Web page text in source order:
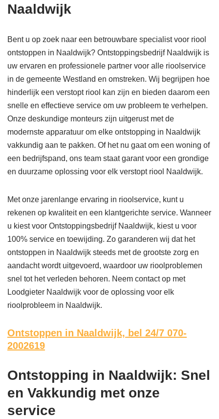
Naaldwijk
Bent u op zoek naar een betrouwbare specialist voor riool
ontstoppen in Naaldwijk? Ontstoppingsbedrijf Naaldwijk is
uw ervaren en professionele partner voor alle rioolservice
in de gemeente Westland en omstreken. Wij begrijpen hoe
hinderlijk een verstopt riool kan zijn en bieden daarom een
snelle en effectieve service om uw probleem te verhelpen.
Onze deskundige monteurs zijn uitgerust met de
modernste apparatuur om elke ontstopping in Naaldwijk
vakkundig aan te pakken. Of het nu gaat om een woning of
een bedrijfspand, ons team staat garant voor een grondige
en duurzame oplossing voor elk verstopt riool Naaldwijk.
Met onze jarenlange ervaring in rioolservice, kunt u
rekenen op kwaliteit en een klantgerichte service. Wanneer
u kiest voor Ontstoppingsbedrijf Naaldwijk, kiest u voor
100% service en toewijding. Zo garanderen wij dat het
ontstoppen in Naaldwijk steeds met de grootste zorg en
aandacht wordt uitgevoerd, waardoor uw rioolproblemen
snel tot het verleden behoren. Neem contact op met
Loodgieter Naaldwijk voor de oplossing voor elk
rioolprobleem in Naaldwijk.
Ontstoppen in Naaldwijk, bel 24/7 070-
2002619
Ontstopping in Naaldwijk: Snel
en Vakkundig met onze
service